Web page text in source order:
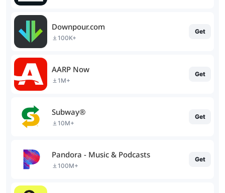
Downpour.com
100K+
Get
AARP Now
1M+
Get
Subway®
10M+
Get
Pandora - Music & Podcasts
100M+
Get